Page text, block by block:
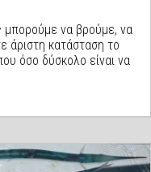
να βρούμε, να
άριστη κατάσταση το
όσο δύσκολο είναι να